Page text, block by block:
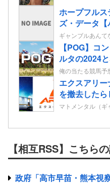
ホープフル
ズ・データ【
ギャンブルあんて
【POG】コ
ルタの2024
情報
俺の当たる競馬予
エクスアリ
を撤去した
達から落胆の
マトメンタル（ギ
【相互RSS】こちら
政府「高市早苗・熊本視